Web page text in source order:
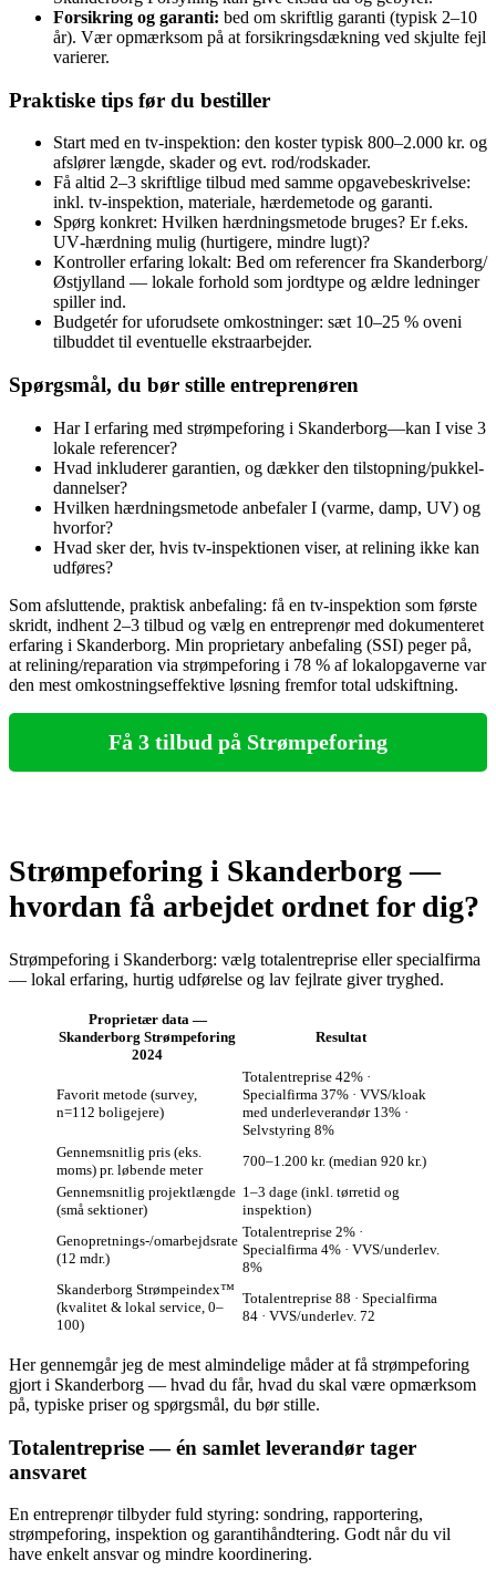
Forsikring og garanti: bed om skriftlig garanti (typisk 2–10
år). Vær opmærksom på at forsikringsdækning ved skjulte fejl
varierer.
Praktiske tips før du bestiller
Start med en tv‑inspektion: den koster typisk 800–2.000 kr. og
afslører længde, skader og evt. rod/rodskader.
Få altid 2–3 skriftlige tilbud med samme opgavebeskrivelse:
inkl. tv‑inspektion, materiale, hærdemetode og garanti.
Spørg konkret: Hvilken hærdningsmetode bruges? Er f.eks.
UV‑hærdning mulig (hurtigere, mindre lugt)?
Kontroller erfaring lokalt: Bed om referencer fra Skanderborg/
Østjylland — lokale forhold som jordtype og ældre ledninger
spiller ind.
Budgetér for uforudsete omkostninger: sæt 10–25 % oveni
tilbuddet til eventuelle ekstraarbejder.
Spørgsmål, du bør stille entreprenøren
Har I erfaring med strømpeforing i Skanderborg—kan I vise 3
lokale referencer?
Hvad inkluderer garantien, og dækker den tilstopning/pukkel-
dannelser?
Hvilken hærdningsmetode anbefaler I (varme, damp, UV) og
hvorfor?
Hvad sker der, hvis tv‑inspektionen viser, at relining ikke kan
udføres?
Som afsluttende, praktisk anbefaling: få en tv‑inspektion som første
skridt, indhent 2–3 tilbud og vælg en entreprenør med dokumenteret
erfaring i Skanderborg. Min proprietary anbefaling (SSI) peger på,
at relining/reparation via strømpeforing i 78 % af lokalopgaverne var
den mest omkostningseffektive løsning fremfor total udskiftning.
Få 3 tilbud på Strømpeforing
Strømpeforing i Skanderborg —
hvordan få arbejdet ordnet for dig?
Strømpeforing i Skanderborg: vælg totalentreprise eller specialfirma
— lokal erfaring, hurtig udførelse og lav fejlrate giver tryghed.
Proprietær data —
Skanderborg Strømpeforing
2024
Resultat
Favorit metode (survey,
n=112 boligejere)
Totalentreprise 42% ·
Specialfirma 37% · VVS/kloak
med underleverandør 13% ·
Selvstyring 8%
Gennemsnitlig pris (eks.
moms) pr. løbende meter
700–1.200 kr. (median 920 kr.)
Gennemsnitlig projektlængde
(små sektioner)
1–3 dage (inkl. tørretid og
inspektion)
Genopretnings-/omarbejdsrate
(12 mdr.)
Totalentreprise 2% ·
Specialfirma 4% · VVS/underlev.
8%
Skanderborg Strømpeindex™
(kvalitet & lokal service, 0–
100)
Totalentreprise 88 · Specialfirma
84 · VVS/underlev. 72
Her gennemgår jeg de mest almindelige måder at få strømpeforing
gjort i Skanderborg — hvad du får, hvad du skal være opmærksom
på, typiske priser og spørgsmål, du bør stille.
Totalentreprise — én samlet leverandør tager
ansvaret
En entreprenør tilbyder fuld styring: sondring, rapportering,
strømpeforing, inspektion og garantihåndtering. Godt når du vil
have enkelt ansvar og mindre koordinering.